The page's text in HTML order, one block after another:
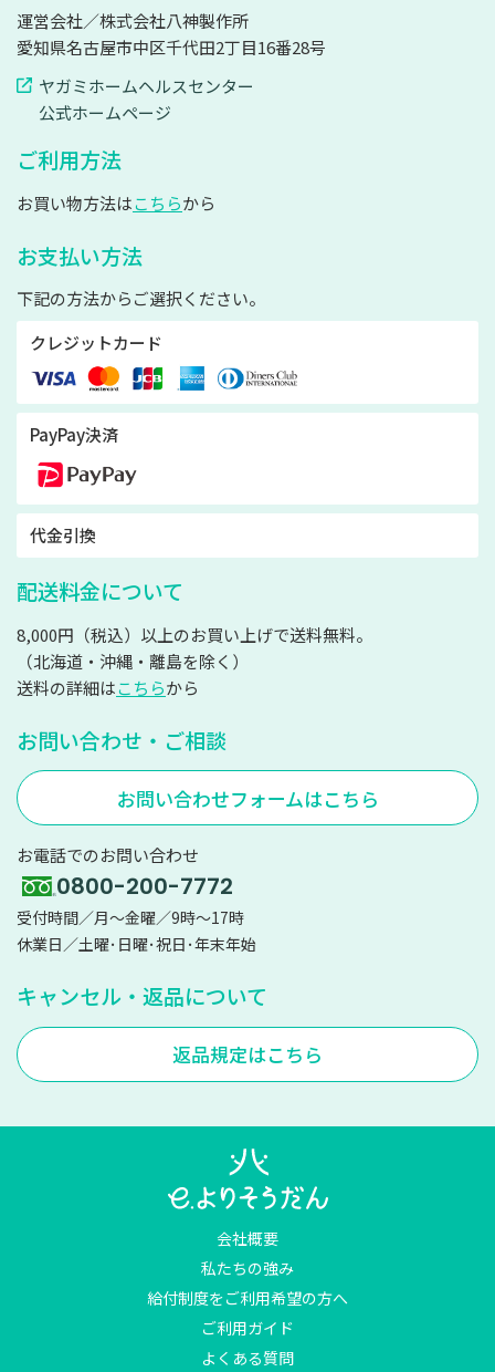
運営会社／株式会社八神製作所
愛知県名古屋市中区千代田2丁目16番28号
ヤガミホームヘルスセンター
公式ホームページ
ご利用方法
お買い物方法はこちらから
お支払い方法
下記の方法からご選択ください。
クレジットカード
PayPay決済
代金引換
配送料金について
8,000円（税込）以上のお買い上げで送料無料。
（北海道・沖縄・離島を除く）
送料の詳細はこちらから
お問い合わせ・ご相談
お問い合わせフォームはこちら
お電話でのお問い合わせ
0800-200-7772
受付時間／月～金曜／9時～17時
休業日／土曜･日曜･祝日･年末年始
キャンセル・返品について
返品規定はこちら
会社概要
私たちの強み
給付制度をご利用希望の方へ
ご利用ガイド
よくある質問